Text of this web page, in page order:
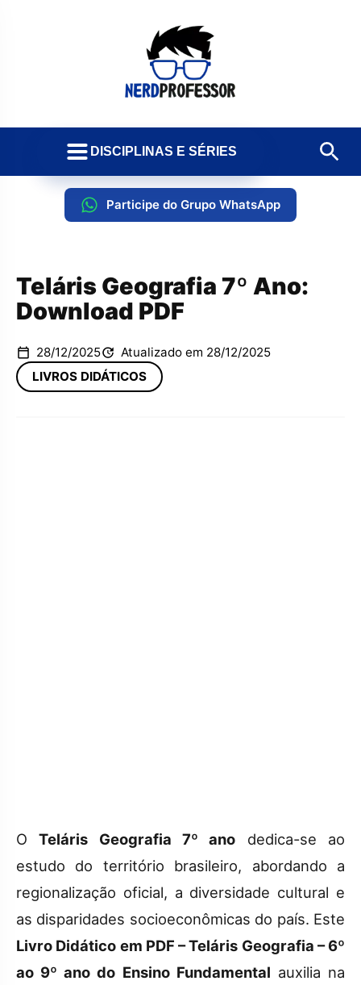
DISCIPLINAS E SÉRIES
Participe do Grupo WhatsApp
Teláris Geografia 7º Ano:
Download PDF
28/12/2025
Atualizado em 28/12/2025
LIVROS DIDÁTICOS
OTeláris Geografia 7º ano dedica-se ao
estudo do território brasileiro, abordando a
regionalização oficial, a diversidade cultural e
as disparidades socioeconômicas do país. Este
Livro Didático em PDF – Teláris Geografia – 6º
ao 9º ano do Ensino Fundamental auxilia na